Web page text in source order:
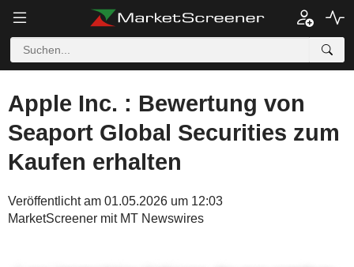
Apple Inc. : Bewertung von
Seaport Global Securities zum
Kaufen erhalten
Veröffentlicht am 01.05.2026 um 12:03
MarketScreener mit MT Newswires